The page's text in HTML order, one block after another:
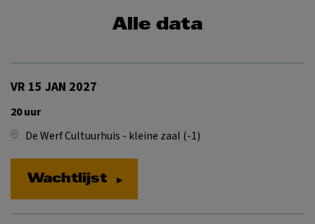
Alle data
VR 15 JAN 2027
20 uur
De Werf Cultuurhuis - kleine zaal (-1)
Wachtlijst